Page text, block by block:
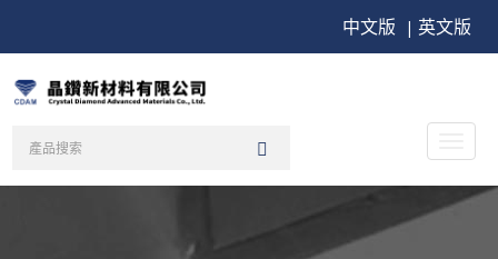
中文版 | 英文版